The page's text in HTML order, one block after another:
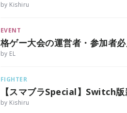
by Kishiru
EVENT
格ゲー大会の運営者・参加者
by EL
FIGHTER
【スマブラSpecial】Switch
by Kishiru